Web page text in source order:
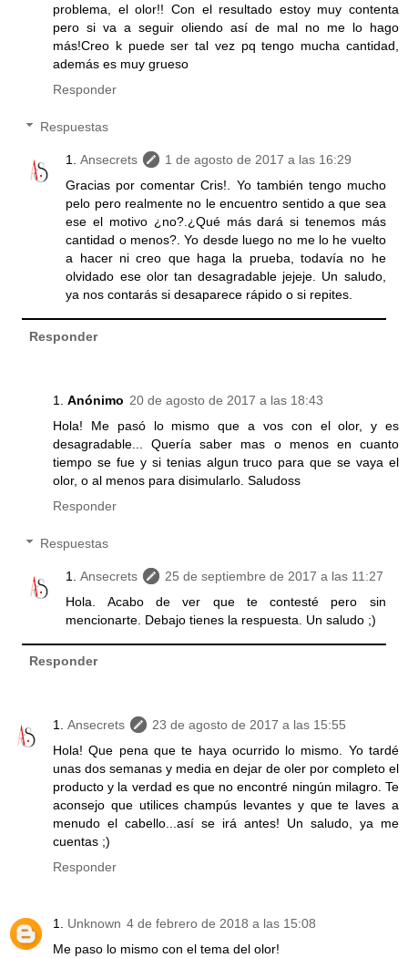
problema, el olor!! Con el resultado estoy muy contenta
pero si va a seguir oliendo así de mal no me lo hago
más!Creo k puede ser tal vez pq tengo mucha cantidad,
además es muy grueso
Responder
Respuestas
Ansecrets
1 de agosto de 2017 a las 16:29
Gracias por comentar Cris!. Yo también tengo mucho
pelo pero realmente no le encuentro sentido a que sea
ese el motivo ¿no?.¿Qué más dará si tenemos más
cantidad o menos?. Yo desde luego no me lo he vuelto
a hacer ni creo que haga la prueba, todavía no he
olvidado ese olor tan desagradable jejeje. Un saludo,
ya nos contarás si desaparece rápido o si repites.
Responder
Anónimo 20 de agosto de 2017 a las 18:43
Hola! Me pasó lo mismo que a vos con el olor, y es
desagradable... Quería saber mas o menos en cuanto
tiempo se fue y si tenias algun truco para que se vaya el
olor, o al menos para disimularlo. Saludoss
Responder
Respuestas
Ansecrets
25 de septiembre de 2017 a las 11:27
Hola. Acabo de ver que te contesté pero sin
mencionarte. Debajo tienes la respuesta. Un saludo ;)
Responder
Ansecrets
23 de agosto de 2017 a las 15:55
Hola! Que pena que te haya ocurrido lo mismo. Yo tardé
unas dos semanas y media en dejar de oler por completo el
producto y la verdad es que no encontré ningún milagro. Te
aconsejo que utilices champús levantes y que te laves a
menudo el cabello...así se irá antes! Un saludo, ya me
cuentas ;)
Responder
Unknown 4 de febrero de 2018 a las 15:08
Me paso lo mismo con el tema del olor!